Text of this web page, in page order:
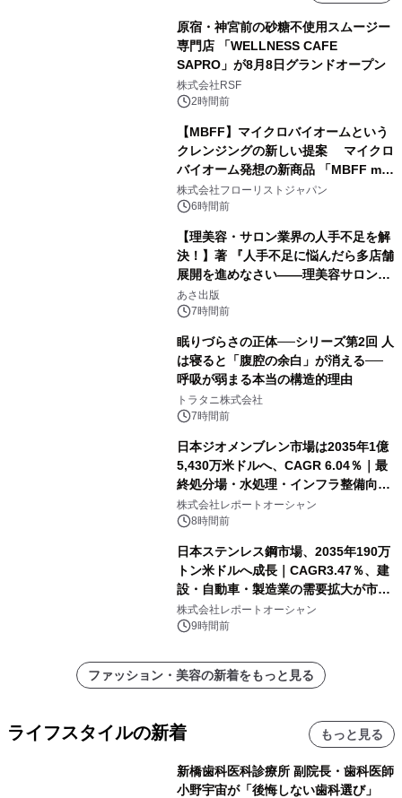
原宿・神宮前の砂糖不使用スムージー
専門店 「WELLNESS CAFE
SAPRO」が8月8日グランドオープン
株式会社RSF
2時間前
【MBFF】マイクロバイオームという
クレンジングの新しい提案 マイクロ
バイオーム発想の新商品 「MBFF mb
クレンジングPRO」を2026年8月6日
発売
株式会社フローリストジャパン
6時間前
【理美容・サロン業界の人手不足を解
決！】著 『人手不足に悩んだら多店舗
展開を進めなさい――理美容サロン
「多店舗展開」の教科書』2026年8月
24日（月）発売
あさ出版
7時間前
眠りづらさの正体──シリーズ第2回 人
は寝ると「腹腔の余白」が消える──
呼吸が弱まる本当の構造的理由
トラタニ株式会社
7時間前
日本ジオメンブレン市場は2035年1億
5,430万米ドルへ、CAGR 6.04％｜最
終処分場・水処理・インフラ整備向け
需要拡大
株式会社レポートオーシャン
8時間前
日本ステンレス鋼市場、2035年190万
トン米ドルへ成長｜CAGR3.47％、建
設・自動車・製造業の需要拡大が市場
を牽引
株式会社レポートオーシャン
9時間前
ファッション・美容の新着をもっと見る
ライフスタイルの新着 もっと見る
新橋歯科医科診療所 副院長・歯科医師
小野宇宙が「後悔しない歯科選び」